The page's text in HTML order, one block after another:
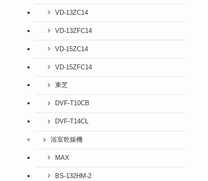
VD-13ZC14
VD-13ZFC14
VD-15ZC14
VD-15ZFC14
東芝
DVF-T10CB
DVF-T14CL
浴室乾燥機
MAX
BS-132HM-2